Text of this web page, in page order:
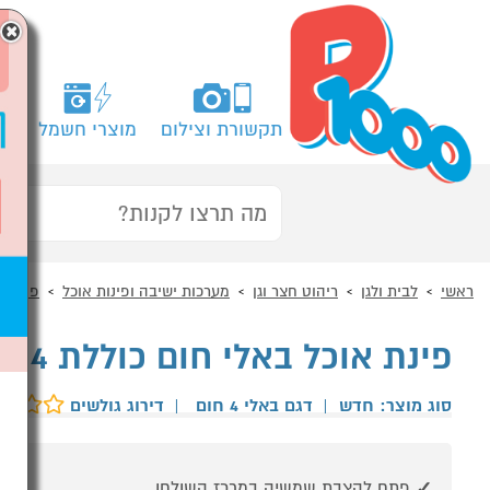
תקשורת וצילום מוצרי חשמל
ראשי לבית ולגן ריהוט חצר וגן מערכות ישיבה ופינות אוכל פינות
פינת אוכל באלי חום כוללת 4 כיסאות מבית KETER
סוג מוצר: חדש | דגם באלי 4 חום | דירוג גולשים
×